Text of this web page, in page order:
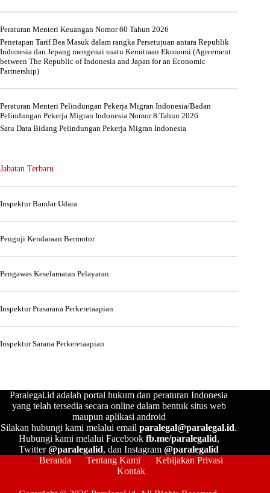
Peraturan Menteri Keuangan Nomor 60 Tahun 2026
Penetapan Tarif Bea Masuk dalam rangka Persetujuan antara Republik
Indonesia dan Jepang mengenai suatu Kemitraan Ekonomi (Agreement
between The Republic of Indonesia and Japan for an Economic
Partnership)
Peraturan Menteri Pelindungan Pekerja Migran Indonesia/Badan
Pelindungan Pekerja Migran Indonesia Nomor 8 Tahun 2026
Satu Data Bidang Pelindungan Pekerja Migran Indonesia
Jabatan Terbaru
Inspektur Bandar Udara
Penguji Kendaraan Bermotor
Pengawas Keselamatan Pelayaran
Inspektur Prasarana Perkeretaapian
Inspektur Sarana Perkeretaapian
Paralegal.id adalah portal hukum dan peraturan Indonesia
yang telah tersedia secara online dalam bentuk situs web
maupun aplikasi android
Silakan hubungi kami melalui emailparalegal@paralegal.id.
Hubungi kami melalui Facebook fb.me/paralegalid,
Twitter@paralegalid, dan Instagram@paralegalid
Beranda
Tentang Kami
Kebijakan Privasi
Kontak